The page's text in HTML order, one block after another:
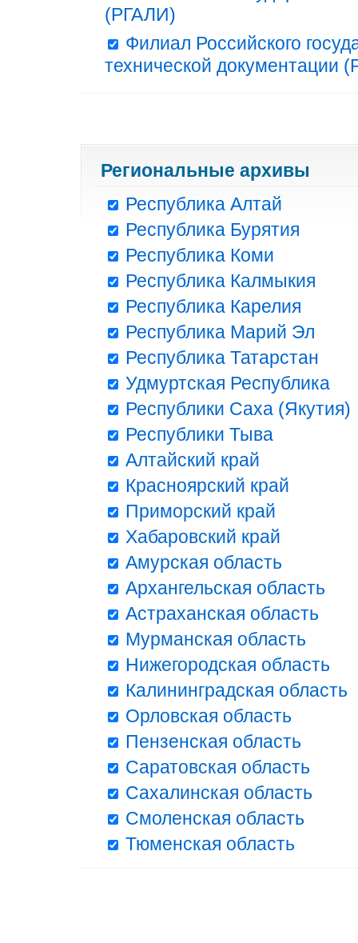
(РГАЛИ)
Филиал Российского
технической документации
Региональные архивы
Республика Алтай
Республика Бурятия
Республика Коми
Республика Калмыкия
Республика Карелия
Республика Марий Эл
Республика Татарстан
Удмуртская Республика
Республики Саха (Якутия)
Республики Тыва
Алтайский край
Красноярский край
Приморский край
Хабаровский край
Амурская область
Архангельская область
Астраханская область
Мурманская область
Нижегородская область
Калининградская область
Орловская область
Пензенская область
Саратовская область
Сахалинская область
Смоленская область
Тюменская область